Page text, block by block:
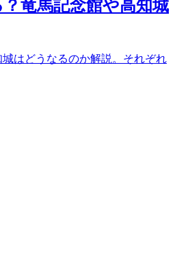
竜馬記念館や高知城
はどうなるのか解説。それぞれ